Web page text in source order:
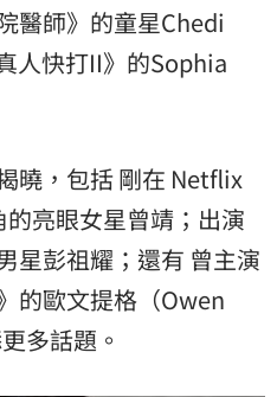
醫師》的童星Chedi
人快打II》的Sophia
曉，包括 剛在 Netflix
亮眼女星曾靖；出演
星彭祖耀；還有 曾主演
的歐文提格（Owen
多話題。